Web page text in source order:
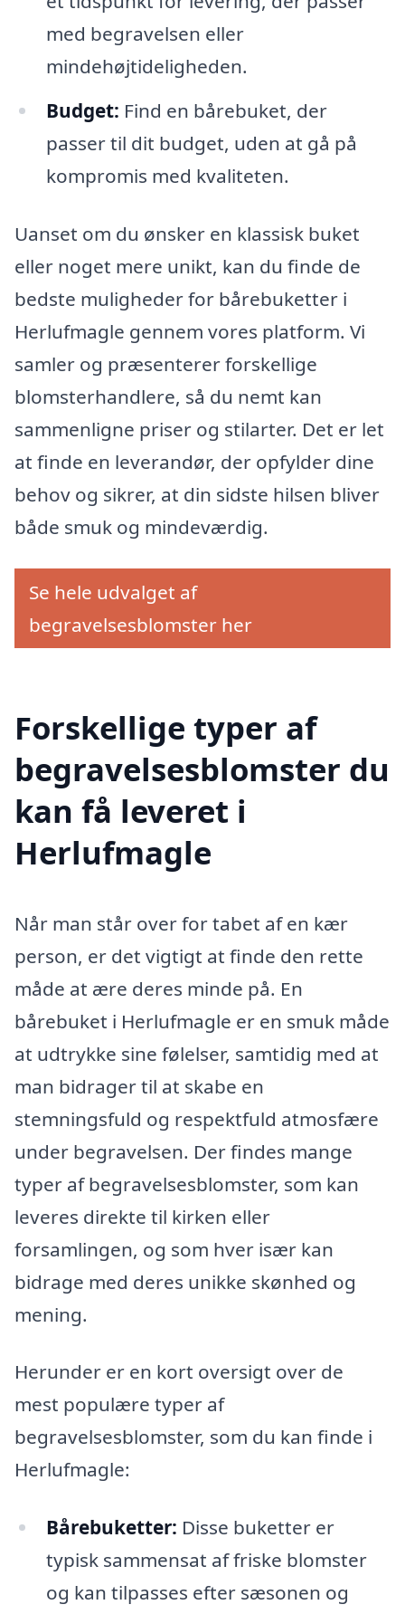
med begravelsen eller
mindehøjtideligheden.
Budget: Find en bårebuket, der
passer til dit budget, uden at gå på
kompromis med kvaliteten.
Uanset om du ønsker en klassisk buket
eller noget mere unikt, kan du finde de
bedste muligheder for bårebuketter i
Herlufmagle gennem vores platform. Vi
samler og præsenterer forskellige
blomsterhandlere, så du nemt kan
sammenligne priser og stilarter. Det er let
at finde en leverandør, der opfylder dine
behov og sikrer, at din sidste hilsen bliver
både smuk og mindeværdig.
Se hele udvalget af
begravelsesblomster her
Forskellige typer af
begravelsesblomster du
kan få leveret i
Herlufmagle
Når man står over for tabet af en kær
person, er det vigtigt at finde den rette
måde at ære deres minde på. En
bårebuket i Herlufmagle er en smuk måde
at udtrykke sine følelser, samtidig med at
man bidrager til at skabe en
stemningsfuld og respektfuld atmosfære
under begravelsen. Der findes mange
typer af begravelsesblomster, som kan
leveres direkte til kirken eller
forsamlingen, og som hver især kan
bidrage med deres unikke skønhed og
mening.
Herunder er en kort oversigt over de
mest populære typer af
begravelsesblomster, som du kan finde i
Herlufmagle:
Bårebuketter: Disse buketter er
typisk sammensat af friske blomster
og kan tilpasses efter sæsonen og